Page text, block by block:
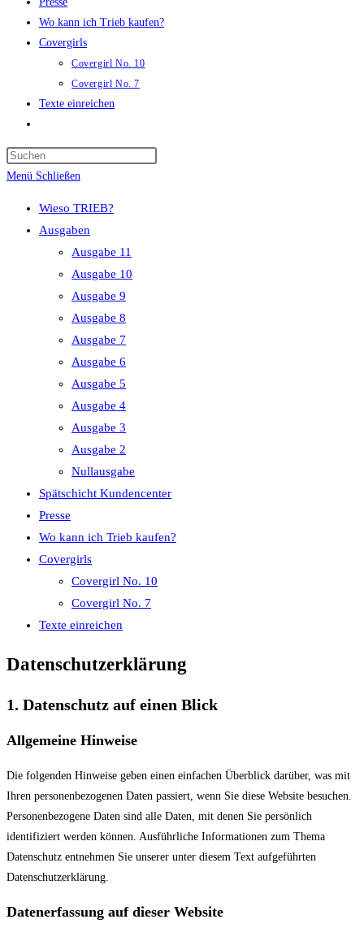
Wo kann ich Trieb kaufen?
Covergirls
Covergirl No. 10
Covergirl No. 7
Texte einreichen
umschalten
Menü Schließen
Wieso TRIEB?
Ausgaben
Ausgabe 11
Ausgabe 10
Ausgabe 9
Ausgabe 8
Ausgabe 7
Ausgabe 6
Ausgabe 5
Ausgabe 4
Ausgabe 3
Ausgabe 2
Nullausgabe
Spätschicht Kundencenter
Presse
Wo kann ich Trieb kaufen?
Covergirls
Covergirl No. 10
Covergirl No. 7
Texte einreichen
Datenschutz­erklärung
1. Datenschutz auf einen Blick
Allgemeine Hinweise
Die folgenden Hinweise geben einen einfachen Überblick darüber, was mit
Ihren personenbezogenen Daten passiert, wenn Sie diese Website besuchen.
Personenbezogene Daten sind alle Daten, mit denen Sie persönlich
identifiziert werden können. Ausführliche Informationen zum Thema
Datenschutz entnehmen Sie unserer unter diesem Text aufgeführten
Datenschutzerklärung.
Datenerfassung auf dieser Website